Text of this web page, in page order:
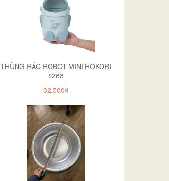
THÙNG RÁC ROBOT MINI HOKORI
5268
32.500₫